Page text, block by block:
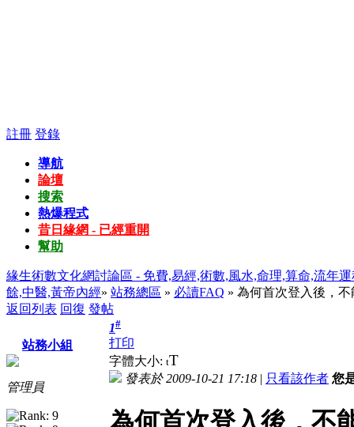
註冊 登錄
導航
論壇
搜索
熱爆程式
昔日緣網 - 已經重開
幫助
緣生術數文化網討論區 - 免費,易經,術數,風水,命理,算命,流年
餘,中醫,黃帝內經» 站務總區 » 必讀FAQ » 為何首次登入後，
返回列表 回復 發帖
站務小組
管理員
1#
打印
字體大小: tT
發表於 2009-10-21 17:18 | 只看該作者 您
為何首次登入後，不